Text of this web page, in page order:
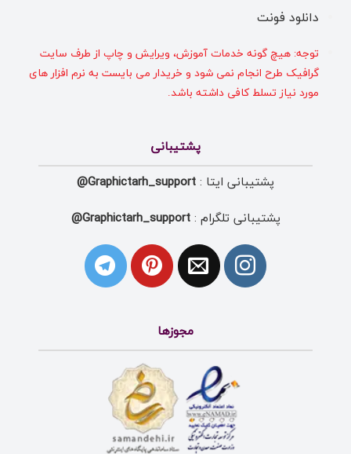
دانلود فونت
توجه: هیچ گونه خدمات آموزش، ویرایش و چاپ از طرف سایت
گرافیک طرح انجام نمی شود و خریدار می بایست به نرم افزار های
مورد نیاز تسلط کافی داشته باشد.
پشتیبانی
پشتیبانی ایتا : Graphictarh_support@
پشتیبانی تلگرام :Graphictarh_support@
مجوزها